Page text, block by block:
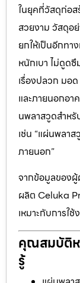
ในยุคที่วัสดุก่อ
สวยงาม วัสดุอ
ยกให้เป็นอีกท
หนักเบา ไม่ดูด
เรื่องปลวก มอด
และภายนอกอา
นพลาสวูดสำหรั
เช่น “แผ่นพลาส
ภายนอก”
จากข้อมูลของ
ผลิต Celuka
เหมาะกับการใ
คุณสมบัติ
รู้